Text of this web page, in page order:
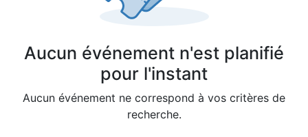
Aucun événement n'est planifié
pour l'instant
Aucun événement ne correspond à vos critères de
recherche.